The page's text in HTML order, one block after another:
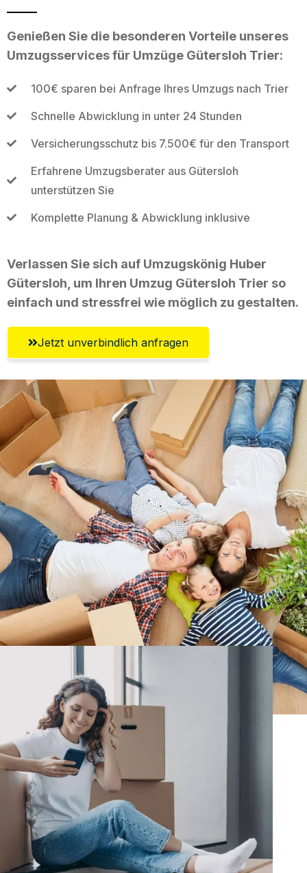
Genießen Sie die besonderen Vorteile unseres
Umzugsservices für Umzüge Gütersloh Trier:
100€ sparen bei Anfrage Ihres Umzugs nach Trier
Schnelle Abwicklung in unter 24 Stunden
Versicherungsschutz bis 7.500€ für den Transport
Erfahrene Umzugsberater aus Gütersloh
unterstützen Sie
Komplette Planung & Abwicklung inklusive
Verlassen Sie sich auf Umzugskönig Huber
Gütersloh, um Ihren Umzug Gütersloh Trier so
einfach und stressfrei wie möglich zu gestalten.
Jetzt unverbindlich anfragen